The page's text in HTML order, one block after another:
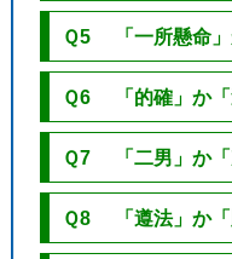
Ｑ5 「一所懸命」
Ｑ6 「的確」か「
Ｑ7 「二男」か「
Ｑ8 「遵法」か「